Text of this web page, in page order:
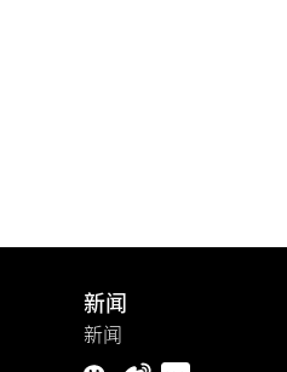
新闻
新闻